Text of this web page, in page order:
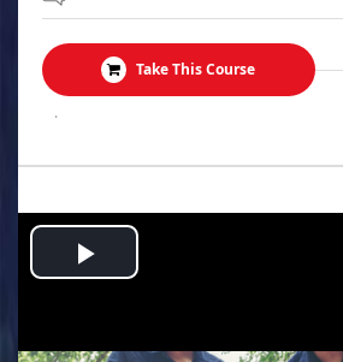
Take This Course
.
Play